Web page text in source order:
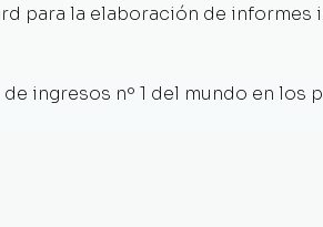
para la elaboración de informes
ingresos nº 1 del mundo en los